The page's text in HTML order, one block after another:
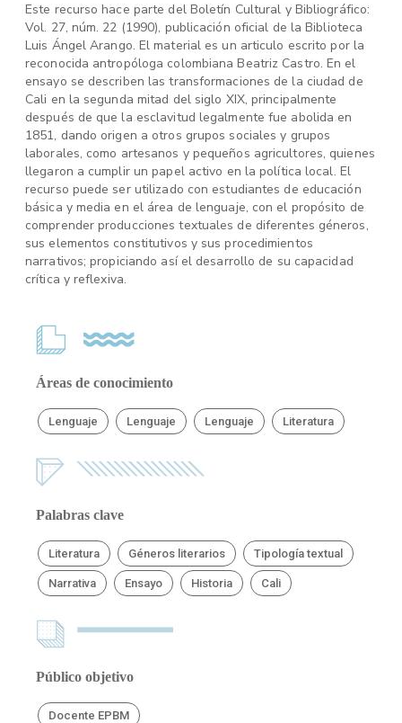
Este recurso hace parte del Boletín Cultural y Bibliográfico:
Vol. 27, núm. 22 (1990), publicación oficial de la Biblioteca
Luis Ángel Arango. El material es un articulo escrito por la
reconocida antropóloga colombiana Beatriz Castro. En el
ensayo se describen las transformaciones de la ciudad de
Cali en la segunda mitad del siglo XIX, principalmente
después de que la esclavitud legalmente fue abolida en
1851, dando origen a otros grupos sociales y grupos
laborales, como artesanos y pequeños agricultores, quienes
llegaron a cumplir un papel activo en la política local. El
recurso puede ser utilizado con estudiantes de educación
básica y media en el área de lenguaje, con el propósito de
comprender producciones textuales de diferentes géneros,
sus elementos constitutivos y sus procedimientos
narrativos; propiciando así el desarrollo de su capacidad
crítica y reflexiva.
Áreas de conocimiento
Lenguaje Lenguaje Lenguaje Literatura
Palabras clave
Literatura Géneros literarios Tipología textual
Narrativa Ensayo Historia Cali
Público objetivo
Docente EPBM